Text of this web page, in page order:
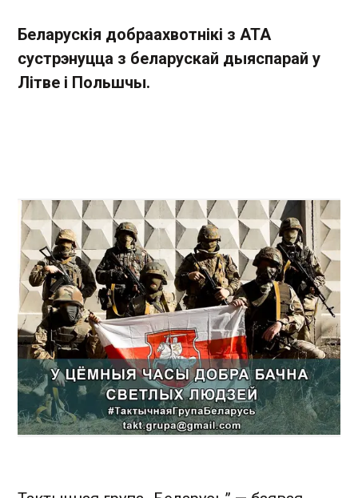
Беларускія добраахвотнікі з АТА
сустрэнуцца з беларускай дыяспарай у
Літве і Польшчы.